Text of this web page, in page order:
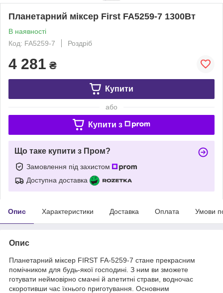
Планетарний міксер First FA5259-7 1300Вт
В наявності
Код: FA5259-7
Роздріб
4 281 ₴
Купити
або
Купити з
Що таке купити з Пром?
Замовлення під захистом
Доступна доставка
Опис Характеристики Доставка Оплата Умови
Опис
Планетарний міксер FIRST FA-5259-7 стане прекрасним
помічником для будь-якої господині. З ним ви зможете
готувати неймовірно смачні й апетитні страви, водночас
скоротивши час їхнього приготування. Основним